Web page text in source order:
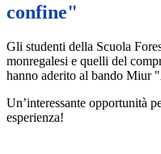
confine"
Gli studenti della Scuola
monregalesi e quelli del
hanno aderito al bando
Un’interessante opportunità
esperienza!